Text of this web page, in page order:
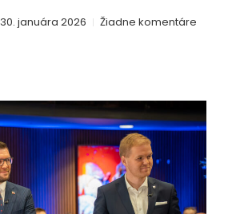
30. januára 2026 Žiadne komentáre